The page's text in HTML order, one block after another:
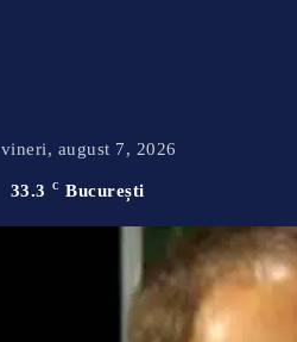
vineri, august 7, 2026
33.3 C București